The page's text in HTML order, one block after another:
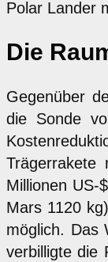
Polar Lander
Die
Gegenüber
die Sonde
Millionen US-
Mars 1120
möglich. Das
verbilligte die